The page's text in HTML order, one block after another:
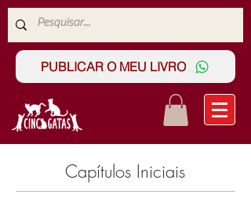
PUBLICAR O MEU LIVRO
Capítulos Iniciais